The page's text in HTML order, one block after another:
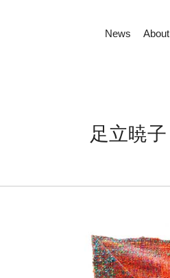
News About
足立暁子